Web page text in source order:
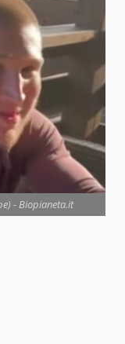
- Biopianeta.it